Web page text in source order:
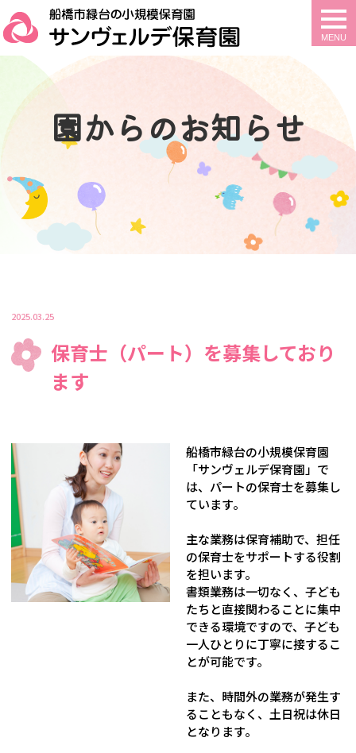
園からのお知らせ
2025.03.25
保育士（パート）を募集しており
ます
船橋市緑台の小規模保育園
「サンヴェルデ保育園」で
は、パートの保育士を募集し
ています。
主な業務は保育補助で、担任
の保育士をサポートする役割
を担います。
書類業務は一切なく、子ども
たちと直接関わることに集中
できる環境ですので、子ども
一人ひとりに丁寧に接するこ
とが可能です。
また、時間外の業務が発生す
ることもなく、土日祝は休日
となります。